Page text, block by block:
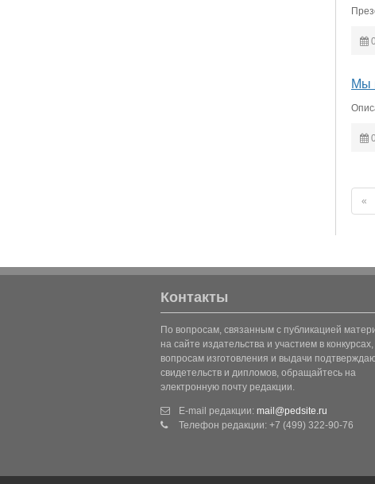
Мы
«
Контакты
По вопросам, связанным с публикацией
на сайте издательства и участием в
вопросам изготовления и выдачи
свидетельств и дипломов, обращайтесь на
электронную почту редакции.
E-mail редакции: mail@pedsite.ru
Телефон редакции: +7 (499) 322-90-76